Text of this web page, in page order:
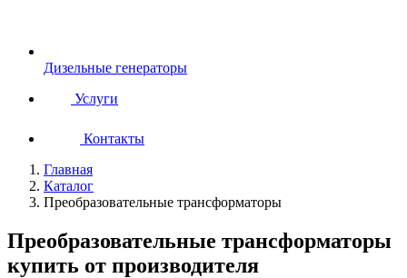
Дизельные генераторы
Услуги
Контакты
Главная
Каталог
Преобразовательные трансформаторы
Преобразовательные трансформаторы
купить от производителя